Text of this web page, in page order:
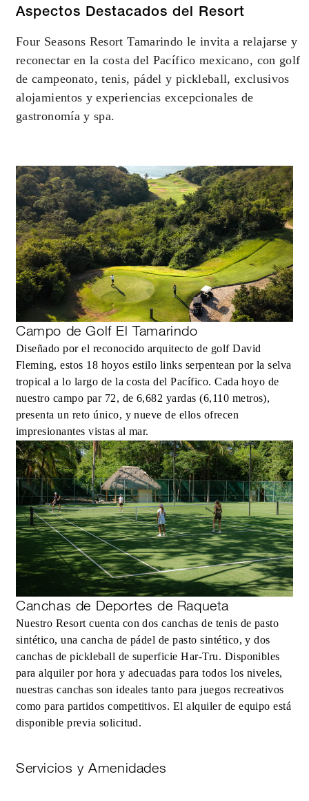
Aspectos Destacados del Resort
Four Seasons Resort Tamarindo le invita a relajarse y
reconectar en la costa del Pacífico mexicano, con golf
de campeonato, tenis, pádel y pickleball, exclusivos
alojamientos y experiencias excepcionales de
gastronomía y spa.
Campo de Golf El Tamarindo
Diseñado por el reconocido arquitecto de golf David
Fleming, estos 18 hoyos estilo links serpentean por la selva
tropical a lo largo de la costa del Pacífico. Cada hoyo de
nuestro campo par 72, de 6,682 yardas (6,110 metros),
presenta un reto único, y nueve de ellos ofrecen
impresionantes vistas al mar.
Canchas de Deportes de Raqueta
Nuestro Resort cuenta con dos canchas de tenis de pasto
sintético, una cancha de pádel de pasto sintético, y dos
canchas de pickleball de superficie Har-Tru. Disponibles
para alquiler por hora y adecuadas para todos los niveles,
nuestras canchas son ideales tanto para juegos recreativos
como para partidos competitivos. El alquiler de equipo está
disponible previa solicitud.
Servicios y Amenidades